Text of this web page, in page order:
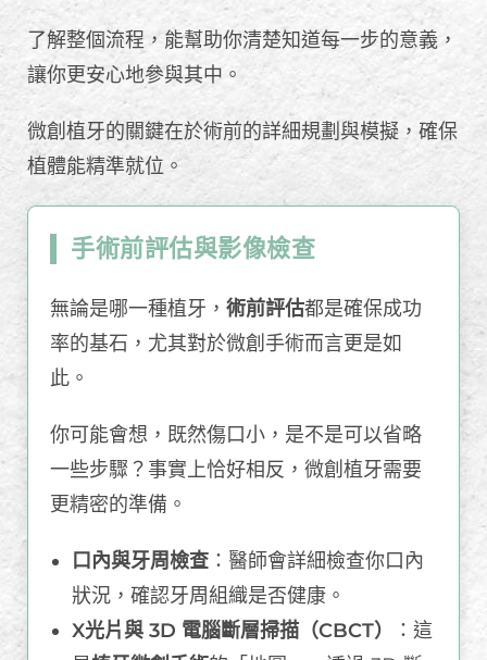
了解整個流程，能幫助你清楚知道每一步的意義，
讓你更安心地參與其中。
微創植牙的關鍵在於術前的詳細規劃與模擬，確保
植體能精準就位。
手術前評估與影像檢查
無論是哪一種植牙， 術前評估都是確保成功
率的基石，尤其對於微創手術而言更是如
此。
你可能會想，既然傷口小，是不是可以省略
一些步驟？事實上恰好相反，微創植牙需要
更精密的準備。
口內與牙周檢查 ：醫師會詳細檢查你口內
狀況，確認牙周組織是否健康。
X光片與 3D 電腦斷層掃描（CBCT）
：這